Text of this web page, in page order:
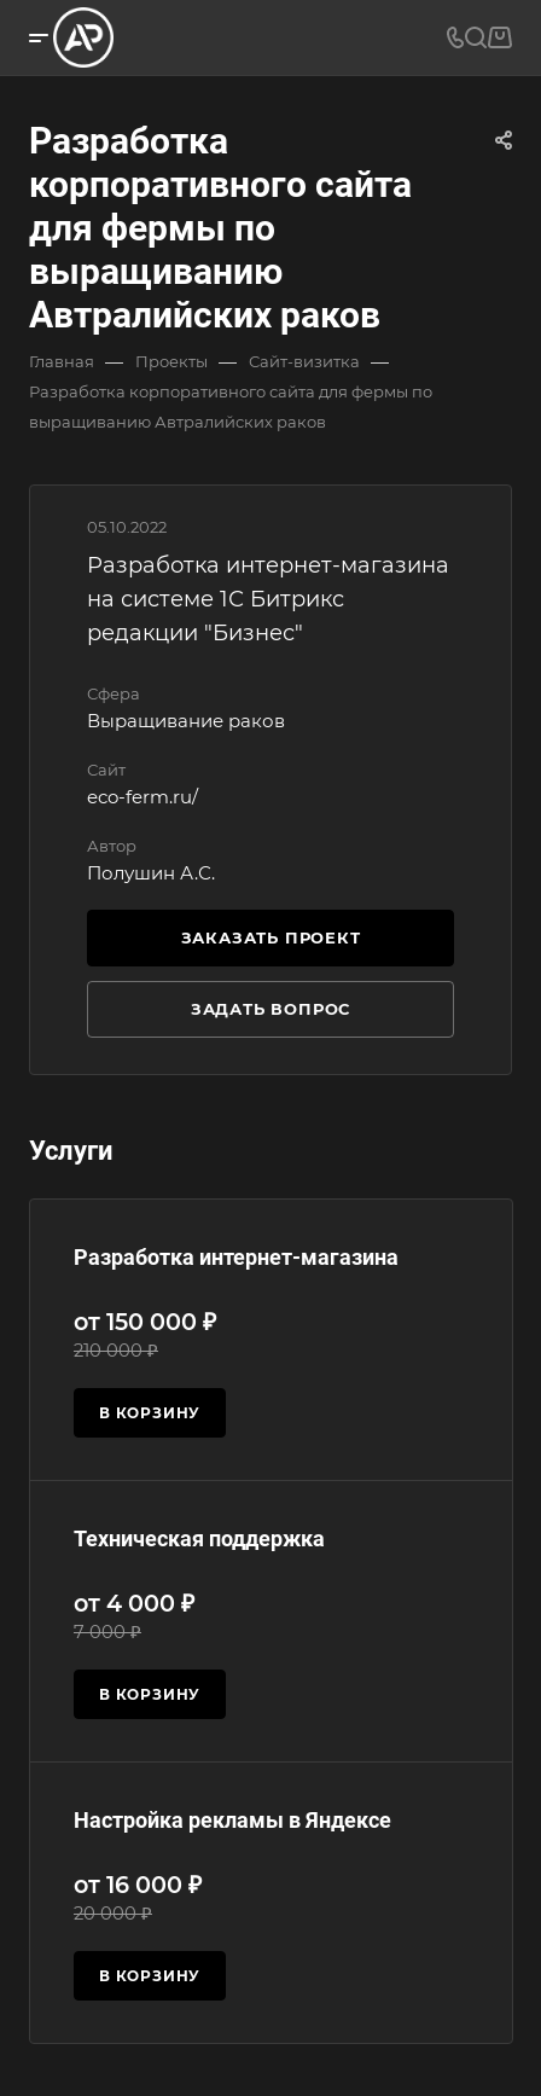
Разработка
корпоративного сайта
для фермы по
выращиванию
Автралийских раков
Главная — Проекты — Сайт-визитка —
Разработка корпоративного сайта для фермы по
выращиванию Автралийских раков
05.10.2022
Разработка интернет-магазина
на системе 1С Битрикс
редакции "Бизнес"
Сфера
Выращивание раков
Сайт
eco-ferm.ru/
Автор
Полушин А.С.
ЗАКАЗАТЬ ПРОЕКТ
ЗАДАТЬ ВОПРОС
Услуги
Разработка интернет-магазина
от 150 000 ₽
210 000 ₽
В КОРЗИНУ
Техническая поддержка
от 4 000 ₽
7 000 ₽
В КОРЗИНУ
Настройка рекламы в Яндексе
от 16 000 ₽
20 000 ₽
В КОРЗИНУ